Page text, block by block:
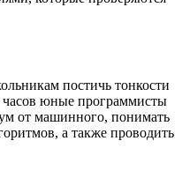
постичь тонкости
часов юные программисты
от машинного, понимать
а также проводить